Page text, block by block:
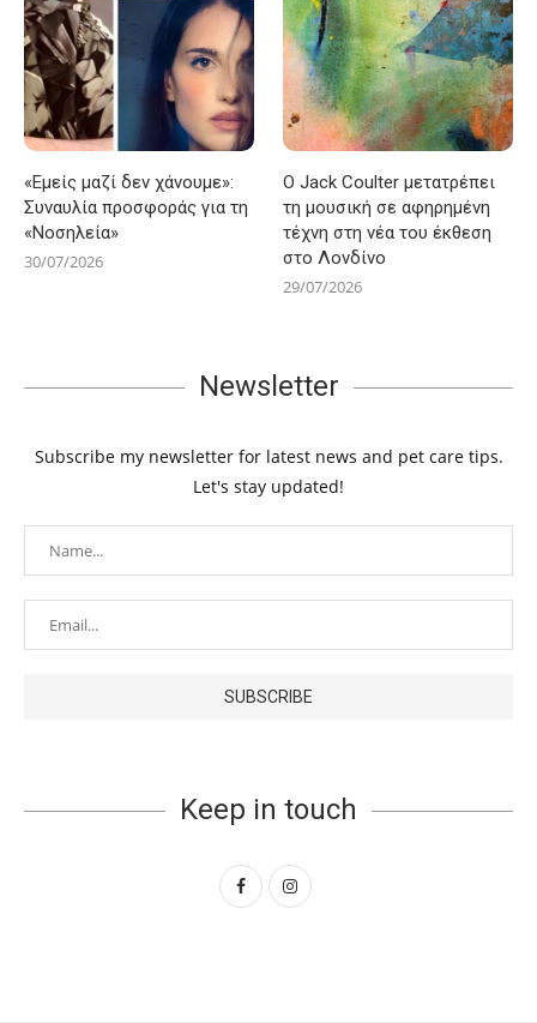
«Εμείς μαζί δεν χάνουμε»:
Συναυλία προσφοράς για τη
«Νοσηλεία»
30/07/2026
Ο Jack Coulter μετατρέπει
τη μουσική σε αφηρημένη
τέχνη στη νέα του έκθεση
στο Λονδίνο
29/07/2026
Newsletter
Subscribe my newsletter for latest news and pet care tips.
Let's stay updated!
Keep in touch